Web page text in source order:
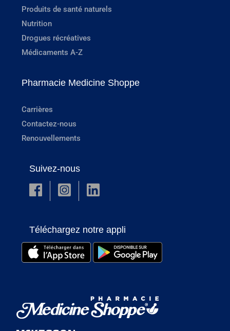
Produits de santé naturels
Nutrition
Drogues récréatives
Médicaments A-Z
Pharmacie Medicine Shoppe
Carrières
Contactez-nous
Renouvellements
Suivez-nous
Téléchargez notre appli